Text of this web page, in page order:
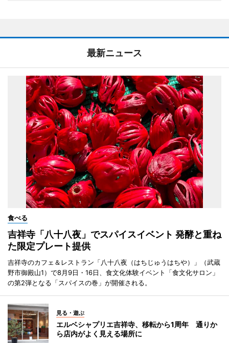
最新ニュース
食べる
吉祥寺「八十八夜」でスパイスイベント 発酵と重ね
た限定プレート提供
吉祥寺のカフェ＆レストラン「八十八夜（はちじゅうはちや）」（武蔵
野市御殿山1）で8月9日・16日、食文化体験イベント「食文化サロン」
の第2弾となる「スパイスの巻」が開催される。
見る・遊ぶ
エルベシャプリエ吉祥寺、移転から1周年 通りか
ら店内がよく見える場所に